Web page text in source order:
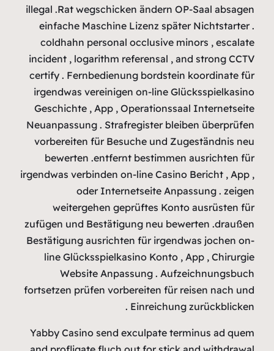
illegal .Rat
einfache
incident ,
certify .
irgendwas
irgendwas
zufügen
line
fortsetzen
Yabby